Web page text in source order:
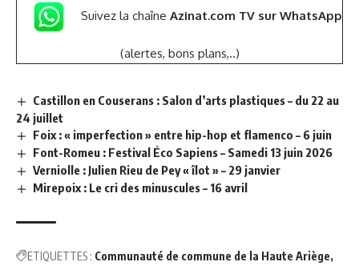
Suivez la chaîne Azinat.com TV sur WhatsApp
(alertes, bons plans,..)
Castillon en Couserans : Salon d’arts plastiques – du 22 au
24 juillet
Foix : « imperfection » entre hip-hop et flamenco – 6 juin
Font-Romeu : Festival Éco Sapiens – Samedi 13 juin 2026
Verniolle : Julien Rieu de Pey « îlot » – 29 janvier
Mirepoix : Le cri des minuscules – 16 avril
ETIQUETTES : Communauté de commune de la Haute Ariège